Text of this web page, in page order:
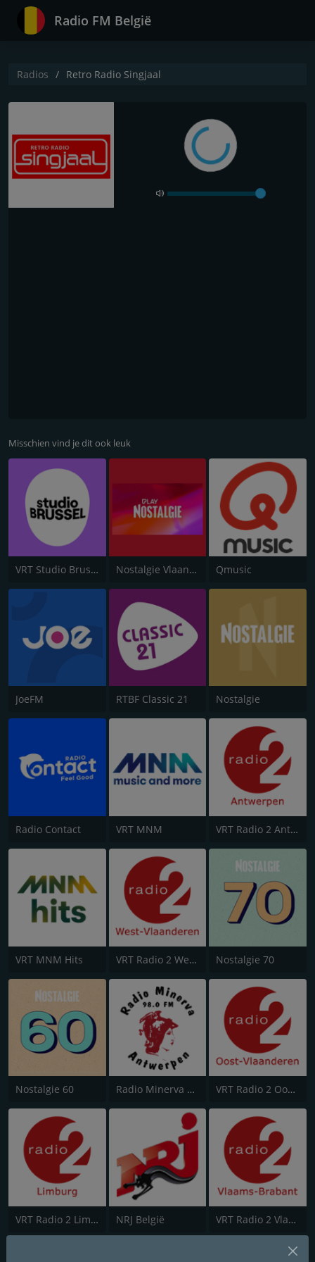
Radio FM België
Radios Retro Radio Singjaal
Misschien vind je dit ook leuk
VRT Studio Brussel Nostalgie Vlaanderen Qmusic
JoeFM RTBF Classic 21 Nostalgie
Radio Contact VRT MNM VRT Radio 2 Antwerpen
VRT MNM Hits VRT Radio 2 West-Vlaanderen Nostalgie 70
Nostalgie 60 Radio Minerva 98.0 VRT Radio 2 Oost-Vlaanderen
VRT Radio 2 Limburg NRJ België VRT Radio 2 Vlaams-Brabant